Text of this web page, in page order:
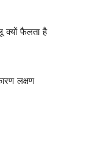
क्यों फैलता है
लक्षण